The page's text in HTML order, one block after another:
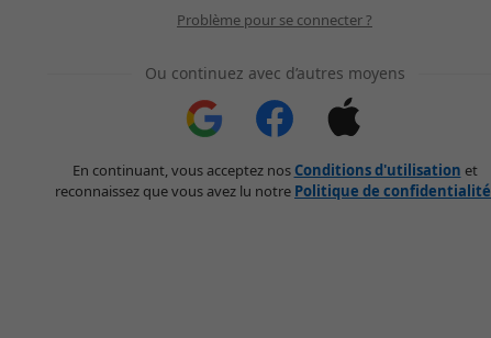
Problème pour se connecter ?
Ou continuez avec d’autres moyens
En continuant, vous acceptez nos Conditions d'utilisation et
reconnaissez que vous avez lu notre Politique de confidentialité